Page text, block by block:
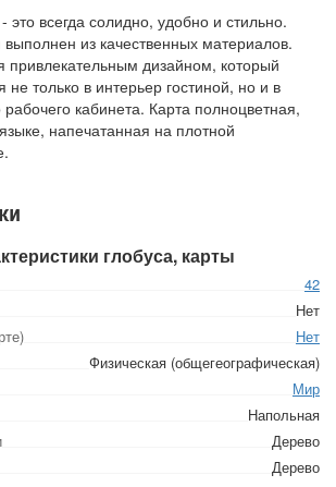
это всегда солидно, удобно и стильно.
из качественных материалов.
привлекательным дизайном, который
не только в интерьер гостиной, но и в
кабинета. Карта полноцветная,
напечатанная на плотной
глобуса, карты
42
Нет
Нет
Физическая (общегеографическая)
Мир
Напольная
Дерево
Дерево